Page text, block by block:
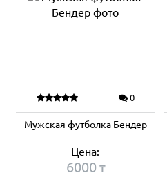
0
Мужская футболка Бендер
Цена:
6000₸